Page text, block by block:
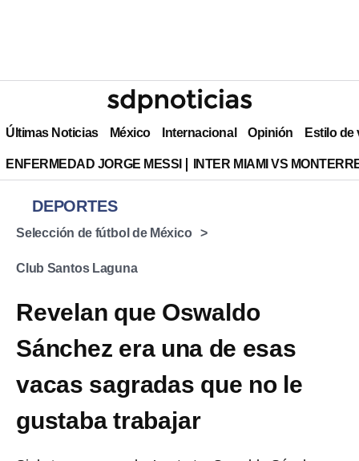
Últimas Noticias México Internacional Opinión Estilo de
ENFERMEDAD JORGE MESSI INTER MIAMI VS
DEPORTES
Selección de fútbol de México
Club Santos Laguna
Revelan que Oswaldo
Sánchez era una de esas
vacas sagradas que no le
gustaba trabajar